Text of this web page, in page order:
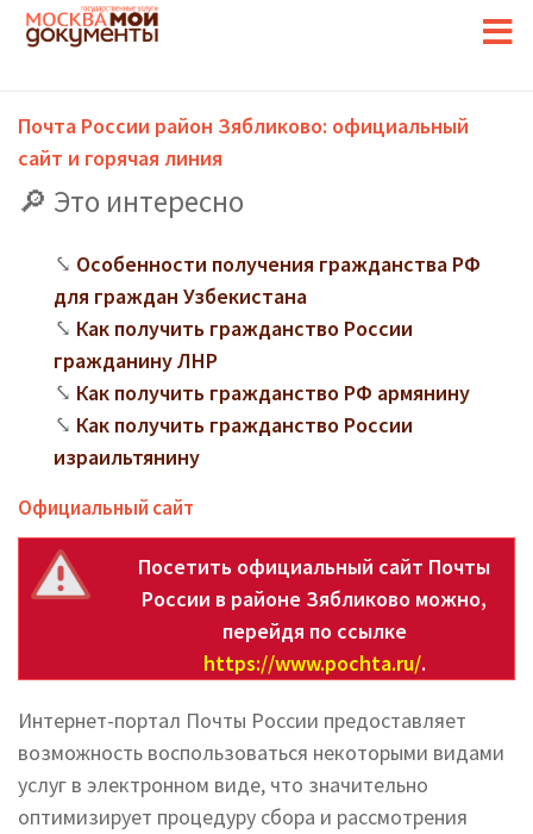
Почта России район Зябликово: официальный
сайт и горячая линия
Это интересно
Особенности получения гражданства РФ
для граждан Узбекистана
Как получить гражданство России
гражданину ЛНР
Как получить гражданство РФ армянину
Как получить гражданство России
израильтянину
Официальный сайт
Посетить официальный сайт Почты
России в районе Зябликово можно,
перейдя по ссылке
https://www.pochta.ru/.
Интернет-портал Почты России предоставляет
возможность воспользоваться некоторыми видами
услуг в электронном виде, что значительно
оптимизирует процедуру сбора и рассмотрения